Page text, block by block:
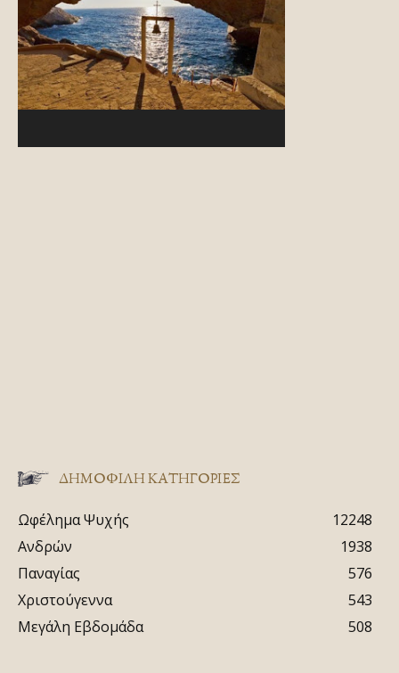
ΔΗΜΟΦΙΛΗ ΚΑΤΗΓΟΡΙΕΣ
Ωφέλημα Ψυχής
12248
Ανδρών
1938
Παναγίας
576
Χριστούγεννα
543
Μεγάλη Εβδομάδα
508